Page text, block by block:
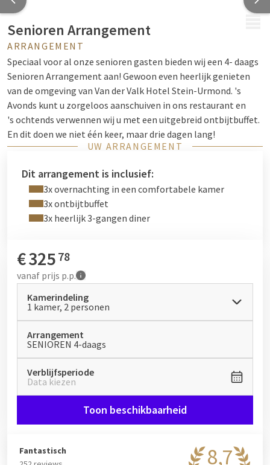
Senioren Arrangement
ARRANGEMENT
Speciaal voor al onze senioren gasten bieden wij een 4- daags
Senioren Arrangement aan! Gewoon even heerlijk genieten
van de omgeving van Van der Valk Hotel Stein-Urmond. 's
Avonds kunt u zorgeloos aanschuiven in ons restaurant en
's ochtends verwennen wij u met een uitgebreid ontbijtbuffet.
En dit doen we niet één keer, maar drie dagen lang!
UW ARRANGEMENT
Dit arrangement is inclusief:
3x overnachting in een comfortabele kamer
3x ontbijtbuffet
3x heerlijk 3-gangen diner
€325 78
vanaf prijs p.p.
Kamerindeling
1 kamer, 2 personen
Arrangement
SENIOREN 4-daags
Verblijfsperiode
Data kiezen
Toon beschikbaarheid
8,7
Fantastisch